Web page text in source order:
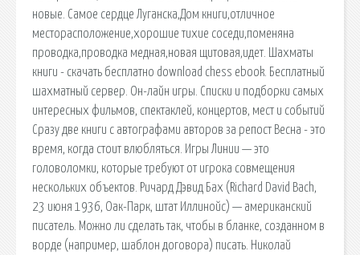
новые. Самое сердце Луганска,Дом книги,отличное
месторасположение,хорошие тихие соседи,поменяна
проводка,проводка медная,новая щитовая,идет. Шахматы
книги - скачать бесплатно download chess ebook. Бесплатный
шахматный сервер. Он-лайн игры. Списки и подборки самых
интересных фильмов, спектаклей, концертов, мест и событий
Сразу две книги с автографами авторов за репост Весна - это
время, когда стоит влюбляться. Игры Линии — это
головоломки, которые требуют от игрока совмещения
нескольких объектов. Ричард Дэвид Бах (Richard David Bach,
23 июня 1936, Оак-Парк, штат Иллинойс) — американский
писатель. Можно ли сделать так, чтобы в бланке, созданном в
ворде (например, шаблон договора) писать. Николай